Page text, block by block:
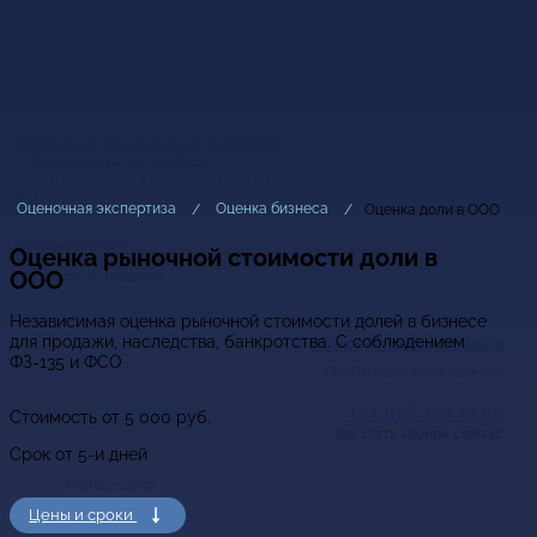
Мы онлайн,пишите
alliance-ekspert@yandex.ru
Оценочная экспертиза Оценка бизнеса Оценка доли в ООО
Оценка рыночной стоимости доли в
ООО
Независимая оценка рыночной стоимости долей в бизнесе
для продажи, наследства, банкротства. С соблюдением
ФЗ-135 и ФСО
Стоимость от 5 000 руб.
Срок от 5-и дней
Цены и сроки